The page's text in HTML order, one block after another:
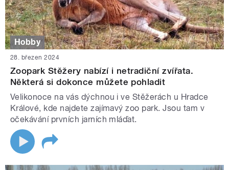
Hobby
28. březen 2024
Zoopark Stěžery nabízí i netradiční zvířata.
Některá si dokonce můžete pohladit
Velikonoce na vás dýchnou i ve Stěžerách u Hradce
Králové, kde najdete zajímavý zoo park. Jsou tam v
očekávání prvních jarních mláďat.